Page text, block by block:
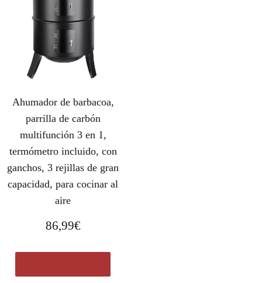
Ahumador de barbacoa,
parrilla de carbón
multifunción 3 en 1,
termómetro incluido, con
ganchos, 3 rejillas de gran
capacidad, para cocinar al
aire
86,99€